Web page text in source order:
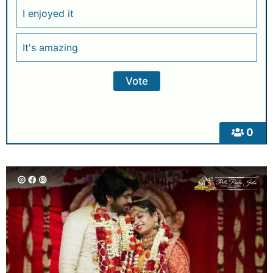
0
I enjoyed it
It's amazing